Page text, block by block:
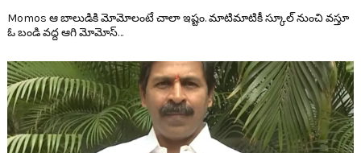
Momos ఆ బాలుడికి మోమోలంటే చాలా ఇష్టం. మాటిమాటికీ స్కూల్ నుంచి వ‌స్తూ
ఓ బండి వ‌ద్ద ఆగి మోమోస్…